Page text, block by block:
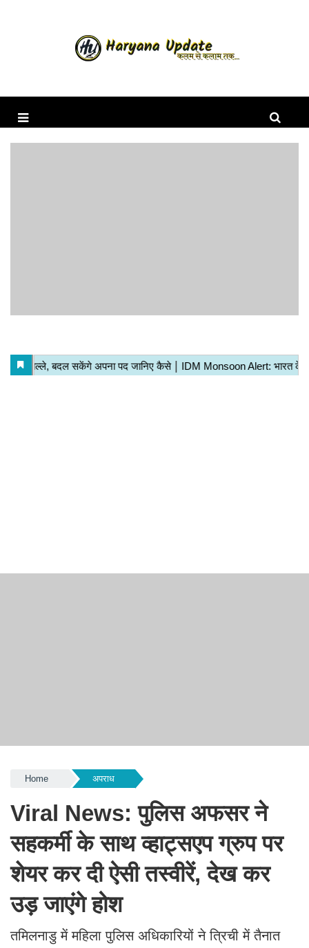
Home अपराध
Viral News: पुलिस अफसर ने
सहकर्मी के साथ व्हाट्सएप ग्रुप पर
शेयर कर दी ऐसी तस्वीरें, देख कर
उड़ जाएंगे होश
तमिलनाडु में महिला पुलिस अधिकारियों ने त्रिची में तैनात